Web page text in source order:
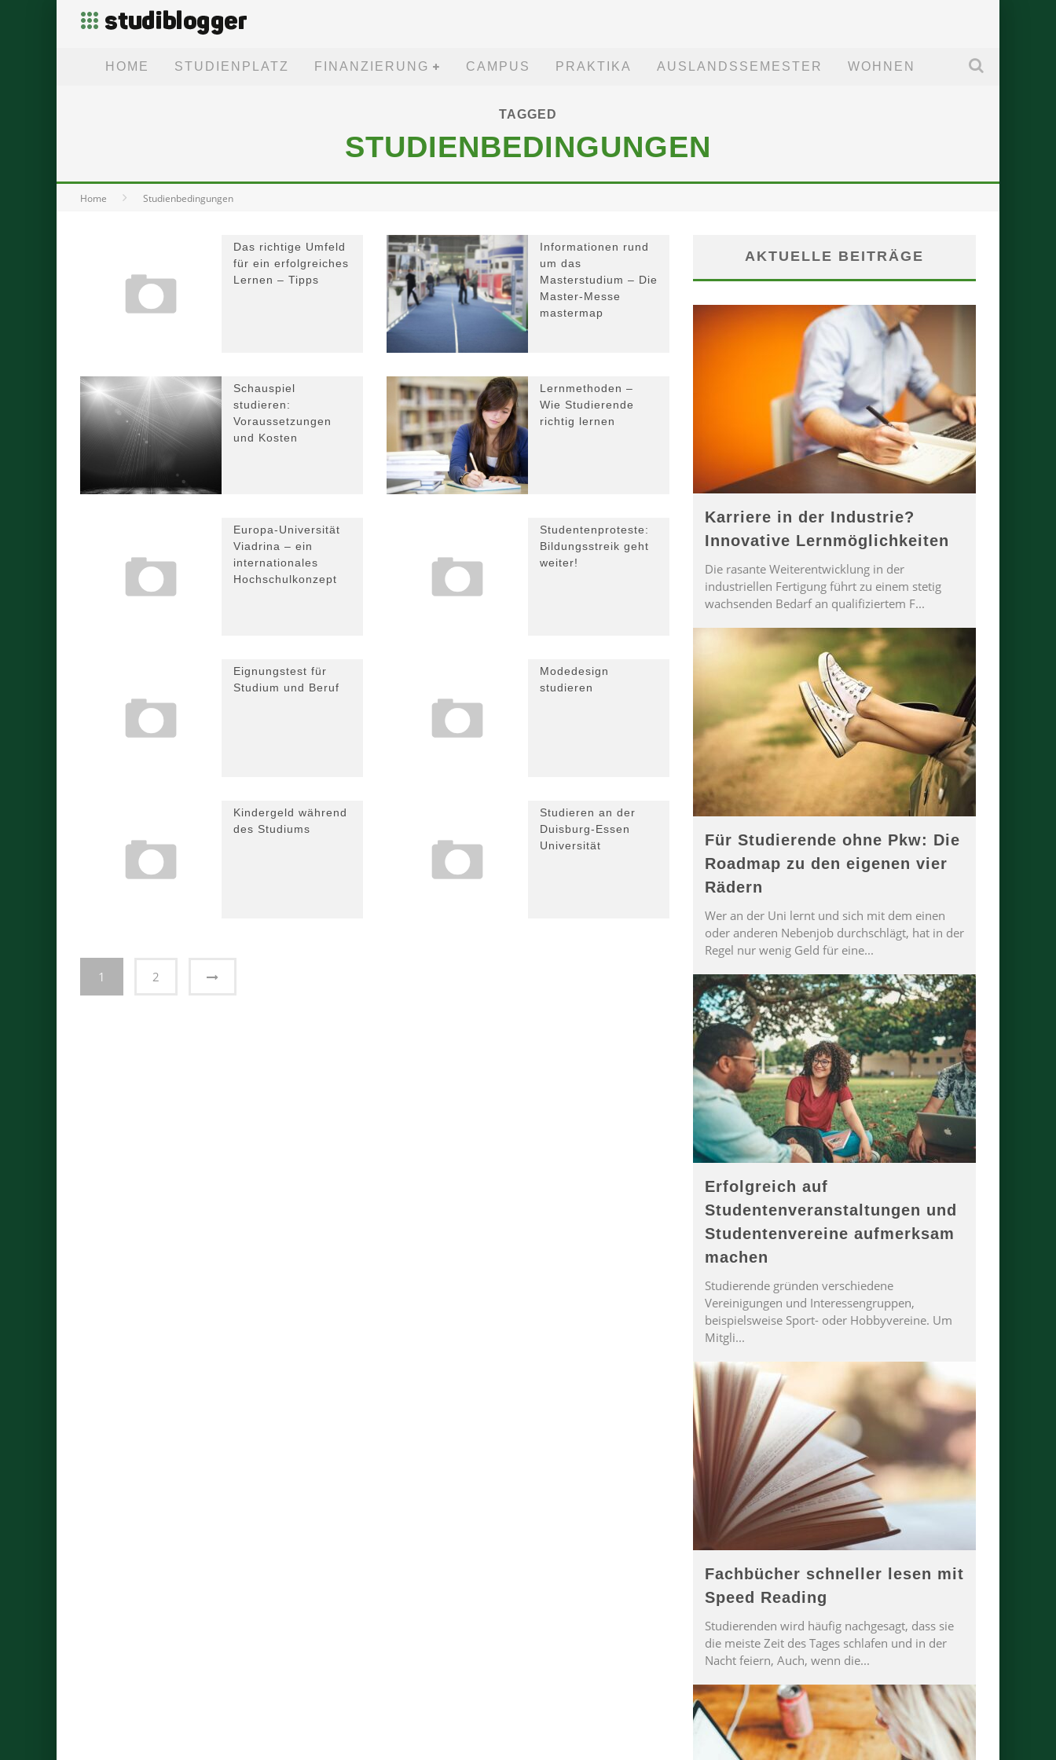
HOME STUDIENPLATZ FINANZIERUNG CAMPUS PRAKTIKA AUSLANDSSEMESTER WOHNEN
TAGGED
STUDIENBEDINGUNGEN
Home Studienbedingungen
Das richtige Umfeld
für ein erfolgreiches
Lernen – Tipps
Informationen rund
um das
Masterstudium – Die
Master-Messe
mastermap
Schauspiel
studieren:
Voraussetzungen
und Kosten
Lernmethoden –
Wie Studierende
richtig lernen
Europa-Universität
Viadrina – ein
internationales
Hochschulkonzept
Studentenproteste:
Bildungsstreik geht
weiter!
Eignungstest für
Studium und Beruf
Modedesign
studieren
Kindergeld während
des Studiums
Studieren an der
Duisburg-Essen
Universität
1 2
AKTUELLE BEITRÄGE
Karriere in der Industrie?
Innovative Lernmöglichkeiten
Die rasante Weiterentwicklung in der
industriellen Fertigung führt zu einem stetig
wachsenden Bedarf an qualifiziertem F...
Für Studierende ohne Pkw: Die
Roadmap zu den eigenen vier
Rädern
Wer an der Uni lernt und sich mit dem einen
oder anderen Nebenjob durchschlägt, hat in der
Regel nur wenig Geld für eine...
Erfolgreich auf
Studentenveranstaltungen und
Studentenvereine aufmerksam
machen
Studierende gründen verschiedene
Vereinigungen und Interessengruppen,
beispielsweise Sport- oder Hobbyvereine. Um
Mitgli...
Fachbücher schneller lesen mit
Speed Reading
Studierenden wird häufig nachgesagt, dass sie
die meiste Zeit des Tages schlafen und in der
Nacht feiern, Auch, wenn die...